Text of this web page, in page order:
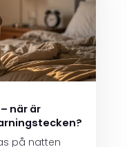
när är
på natten